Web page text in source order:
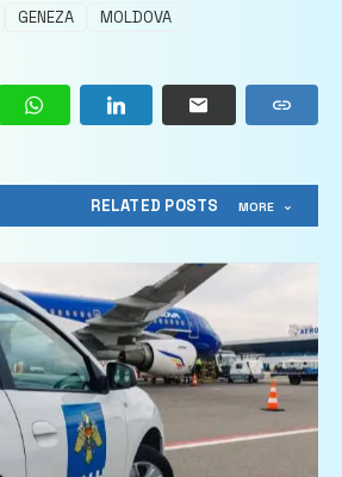
GENEZA MOLDOVA
RELATED POSTS MORE